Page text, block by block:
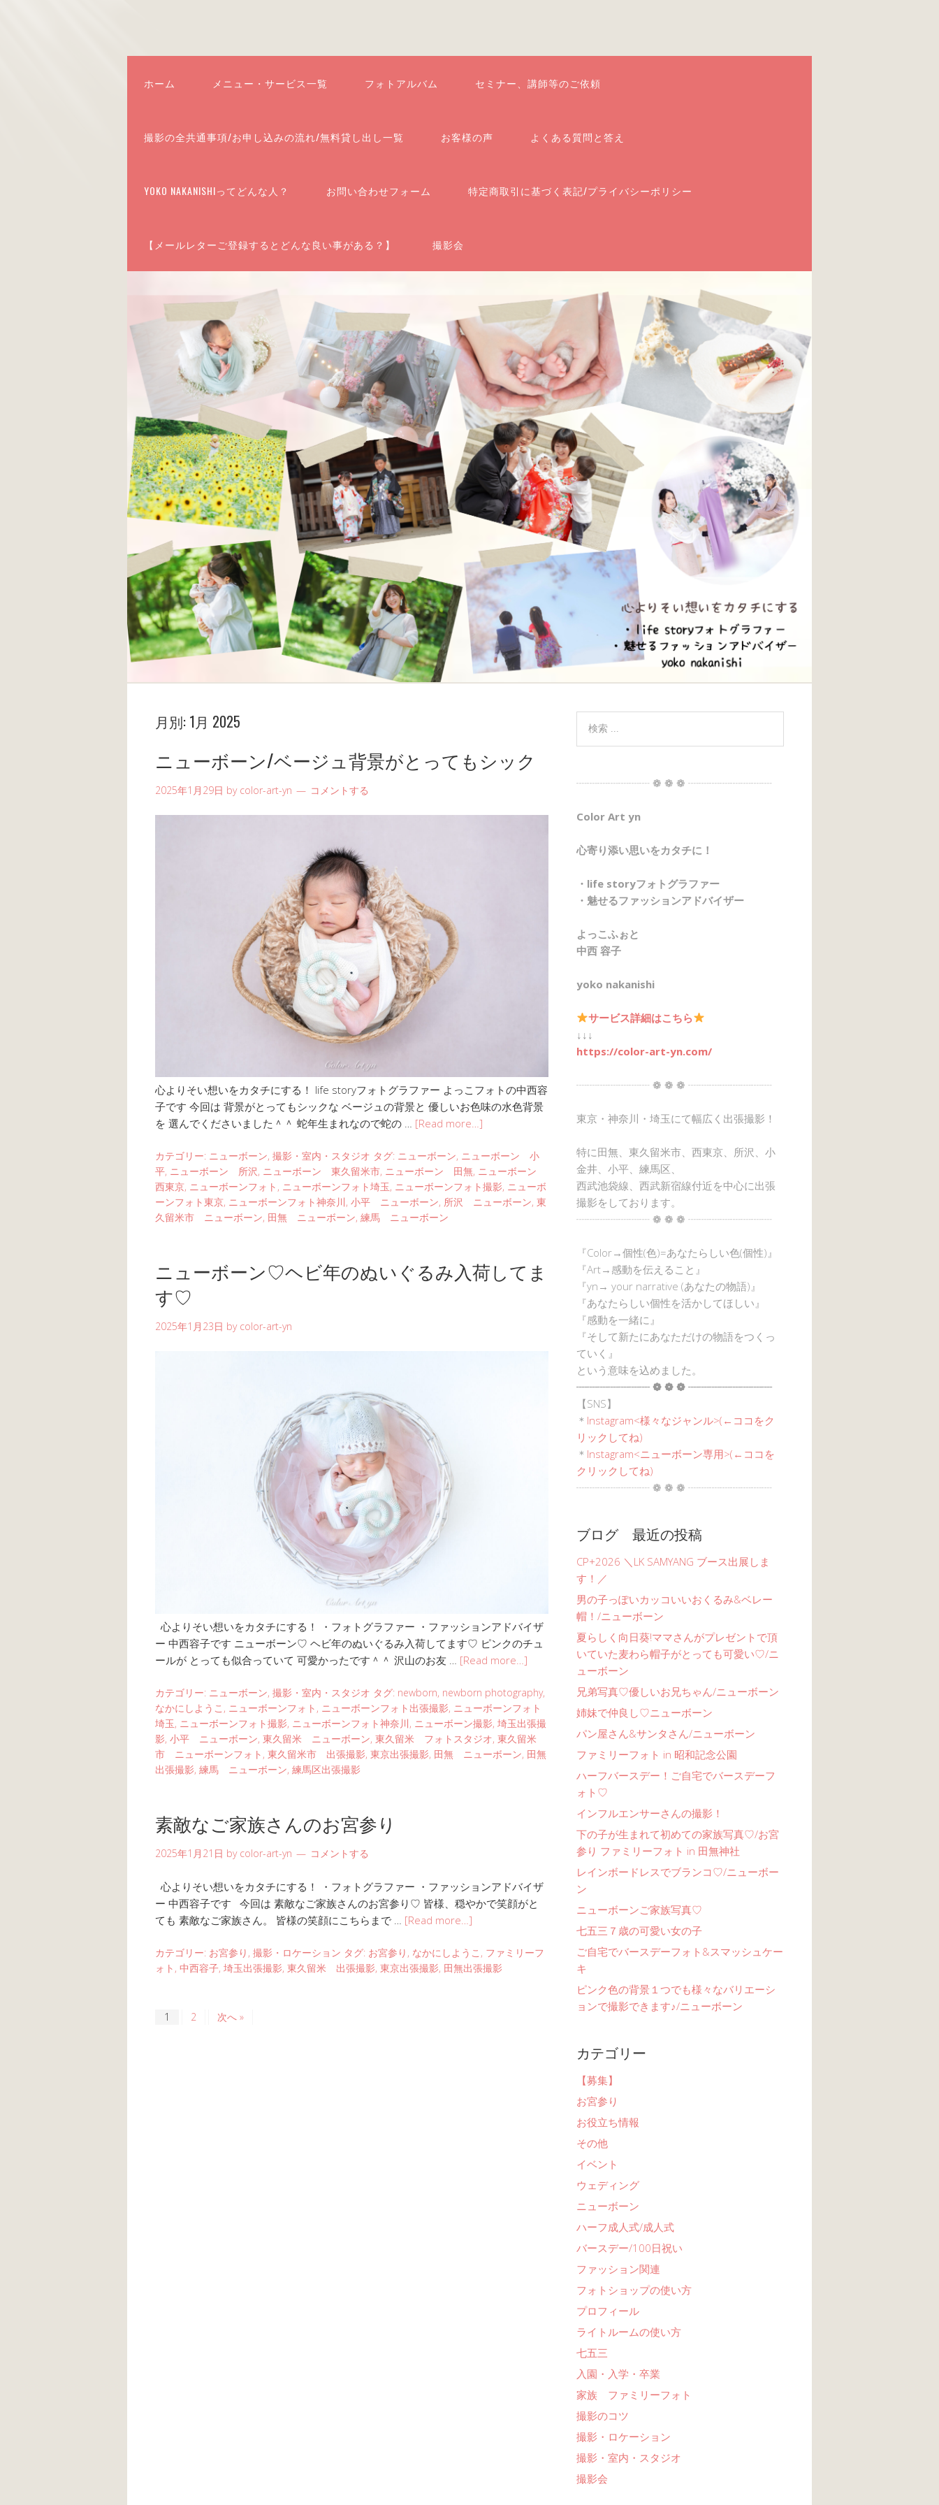
ホーム メニュー・サービス一覧 フォトアルバム セミナー、講師等のご依頼
撮影の全共通事項/お申し込みの流れ/無料貸し出し一覧 お客様の声 よくある質問と答え
YOKO NAKANISHIってどんな人？ お問い合わせフォーム 特定商取引に基づく表記/プライバシーポリシー
【メールレターご登録するとどんな良い事がある？】 撮影会
月別: 1月 2025
ニューボーン/ベージュ背景がとってもシック
2025年1月29日 by color-art-yn コメントする
心よりそい想いをカタチにする！ life storyフォトグラファー よっこフォトの中西容
子です 今回は 背景がとってもシックな ベージュの背景と 優しいお色味の水色背景
を 選んでくださいました＾＾ 蛇年生まれなので蛇の … [Read more…]
カテゴリー: ニューボーン, 撮影・室内・スタジオ タグ: ニューボーン, ニューボーン 小
平, ニューボーン 所沢, ニューボーン 東久留米市, ニューボーン 田無, ニューボーン
西東京, ニューボーンフォト , ニューボーンフォト埼玉, ニューボーンフォト撮影, ニューボ
ーンフォト東京, ニューボーンフォト神奈川, 小平 ニューボーン, 所沢 ニューボーン, 東
久留米市 ニューボーン, 田無 ニューボーン, 練馬 ニューボーン
ニューボーン♡ヘビ年のぬいぐるみ入荷してま
す♡
2025年1月23日 by color-art-yn
心よりそい想いをカタチにする！ ・フォトグラファー ・ファッションアドバイザ
ー 中西容子です ニューボーン♡ ヘビ年のぬいぐるみ入荷してます♡ ピンクのチュ
ールが とっても似合っていて 可愛かったです＾＾ 沢山のお友 … [Read more…]
カテゴリー: ニューボーン, 撮影・室内・スタジオ タグ: newborn, newborn photography,
なかにしようこ , ニューボーンフォト , ニューボーンフォト出張撮影, ニューボーンフォト
埼玉, ニューボーンフォト撮影, ニューボーンフォト神奈川, ニューボーン撮影, 埼玉出張撮
影, 小平 ニューボーン, 東久留米 ニューボーン, 東久留米 フォトスタジオ, 東久留米
市 ニューボーンフォト , 東久留米市 出張撮影, 東京出張撮影, 田無 ニューボーン, 田無
出張撮影, 練馬 ニューボーン, 練馬区出張撮影
素敵なご家族さんのお宮参り
2025年1月21日 by color-art-yn コメントする
心よりそい想いをカタチにする！ ・フォトグラファー ・ファッションアドバイザ
ー 中西容子です 今回は 素敵なご家族さんのお宮参り♡ 皆様、穏やかで笑顔がと
ても 素敵なご家族さん。 皆様の笑顔にこちらまで … [Read more…]
カテゴリー: お宮参り , 撮影・ロケーション タグ: お宮参り , なかにしようこ , ファミリーフ
ォト , 中西容子, 埼玉出張撮影, 東久留米 出張撮影, 東京出張撮影, 田無出張撮影
1 2 次へ »
┈┈┈┈┈┈┈ ❁ ❁ ❁ ┈┈┈┈┈┈┈┈
Color Art yn
心寄り添い思いをカタチに！
・life storyフォトグラファー
・魅せるファッションアドバイザー
よっこふぉと
中西 容子
yoko nakanishi
サービス詳細はこちら
↓↓↓
https://color-art-yn.com/
┈┈┈┈┈┈┈ ❁ ❁ ❁ ┈┈┈┈┈┈┈┈
東京・神奈川・埼玉にて幅広く出張撮影！
特に田無、東久留米市、西東京、所沢、小
金井、小平、練馬区、
西武池袋線、西武新宿線付近を中心に出張
撮影をしております。
┈┈┈┈┈┈┈ ❁ ❁ ❁ ┈┈┈┈┈┈┈┈
『Color→個性(色)=あなたらしい色(個性)』
『Art→感動を伝えること』
『yn→ your narrative (あなたの物語)』
『あなたらしい個性を活かしてほしい』
『感動を一緒に』
『そして新たにあなただけの物語をつくっ
ていく』
という意味を込めました。
┈┈┈┈┈┈┈ ❁ ❁ ❁ ┈┈┈┈┈┈┈┈
【SNS】
＊ Instagram<様々なジャンル>(←ココをク
リックしてね)
＊ Instagram<ニューボーン専用>(←ココを
クリックしてね)
┈┈┈┈┈┈┈ ❁ ❁ ❁ ┈┈┈┈┈┈┈┈
ブログ 最近の投稿
CP+2026 ＼LK SAMYANG ブース出展しま
す！／
男の子っぽいカッコいいおくるみ&ベレー
帽！/ニューボーン
夏らしく向日葵!ママさんがプレゼントで頂
いていた麦わら帽子がとっても可愛い♡/ニ
ューボーン
兄弟写真♡優しいお兄ちゃん/ニューボーン
姉妹で仲良し♡ニューボーン
パン屋さん&サンタさん/ニューボーン
ファミリーフォト in 昭和記念公園
ハーフバースデー！ご自宅でバースデーフ
ォト♡
インフルエンサーさんの撮影！
下の子が生まれて初めての家族写真♡/お宮
参り ファミリーフォト in 田無神社
レインボードレスでブランコ♡/ニューボー
ン
ニューボーンご家族写真♡
七五三７歳の可愛い女の子
ご自宅でバースデーフォト&スマッシュケー
キ
ピンク色の背景１つでも様々なバリエーシ
ョンで撮影できます♪/ニューボーン
カテゴリー
【募集】
お宮参り
お役立ち情報
その他
イベント
ウェディング
ニューボーン
ハーフ成人式/成人式
バースデー/100日祝い
ファッション関連
フォトショップの使い方
プロフィール
ライトルームの使い方
七五三
入園・入学・卒業
家族 ファミリーフォト
撮影のコツ
撮影・ロケーション
撮影・室内・スタジオ
撮影会